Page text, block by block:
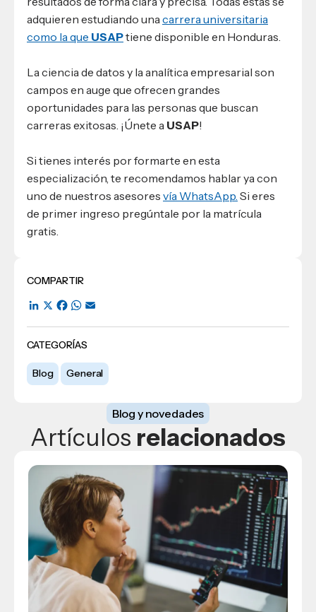
COMPARTIR
LinkedIn
X Facebook
WhatsApp
CATEGORÍAS
Blog General
adquieren estudiando una carrera universitaria
como la que USAPtiene disponible en Honduras.
La ciencia de datos y la analítica empresarial son
campos en auge que ofrecen grandes
oportunidades para las personas que buscan
carreras exitosas. ¡Únete a USAP!
Si tienes interés por formarte en esta
especialización, te recomendamos hablar ya con
uno de nuestros asesores vía WhatsApp. Si eres
de primer ingreso pregúntale por la matrícula
gratis.
Blog y novedades
Artículos relacionados